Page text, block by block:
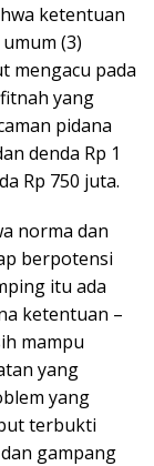
ketentuan
(3)
mengacu pada
yang
pidana
denda Rp 1
Rp 750 juta.
norma dan
berpotensi
itu ada
ketentuan –
mampu
yang
yang
terbukti
gampang